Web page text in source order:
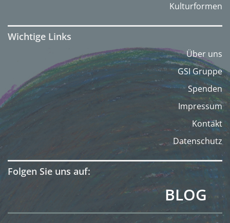
Kulturformen
Wichtige Links
Über uns
GSI Gruppe
Spenden
Impressum
Kontakt
Datenschutz
Folgen Sie uns auf:
BLOG